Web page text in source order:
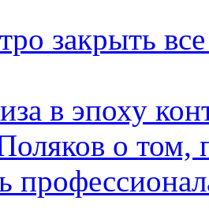
закрыть
в эпоху
о том,